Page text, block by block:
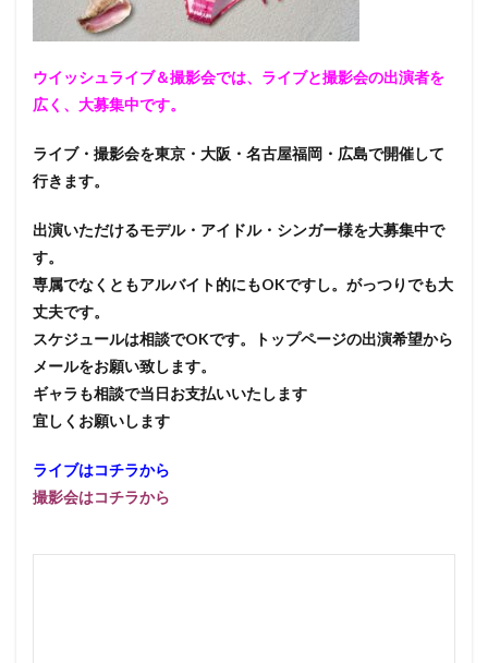
ウイッシュライブ＆撮影会では、ライブと撮影会の出演者を
広く、大募集中です。
ライブ・撮影会を東京・大阪・名古屋福岡・広島で開催して
行きます。
出演いただけるモデル・アイドル・シンガー様を大募集中で
す。
専属でなくともアルバイト的にもOKですし。がっつりでも大
丈夫です。
スケジュールは相談でOKです。トップページの出演希望から
メールをお願い致します。
ギャラも相談で当日お支払いいたします
宜しくお願いします
ライブはコチラから
撮影会はコチラから